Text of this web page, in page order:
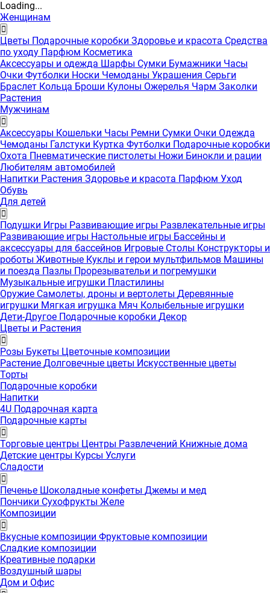
Loading...
Женщинам
Цветы Подарочные коробки Здоровье и красота Средства
по уходу Парфюм Косметика
Аксессуары и одежда Шарфы Сумки Бумажники Часы
Очки Футболки Носки Чемоданы Украшения Серьги
Браслет Кольца Броши Кулоны Ожерелья Чарм Заколки
Растения
Мужчинам
Аксессуары Кошельки Часы Ремни Сумки Очки Одежда
Чемоданы Галстуки Куртка Футболки Подарочные коробки
Охота Пневматические пистолеты Ножи Бинокли и рации
Любителям автомобилей
Напитки Растения Здоровье и красота Парфюм Уход
Обувь
Для детей
Подушки Игры Развивающие игры Развлекательные игры
Развивающие игры Настольные игры Бассейны и
аксессуары для бассейнов Игровые Столы Конструкторы и
роботы Животные Куклы и герои мультфильмов Машины
и поезда Пазлы Прорезывательи и погремушки
Музыкальные игрушки Пластилины
Оружие Самолеты, дроны и вертолеты Деревянные
игрушки Мягкая игрушка Мяч Колыбельные игрушки
Дети-Другое Подарочные коробки Декор
Цветы и Растения
Розы Букеты Цветочные композиции
Растение Долговечные цветы Искусственные цветы
Торты
Подарочные коробки
Напитки
4U Подарочная карта
Подарочные карты
Торговые центры Центры Развлечений Книжные дома
Детские центры Курсы Услуги
Сладости
Печенье Шоколадные конфеты Джемы и мед
Пончики Сухофрукты Желе
Композиции
Вкусные композиции Фруктовые композиции
Сладкие композиции
Креативные подарки
Воздушный шары
Дом и Офис